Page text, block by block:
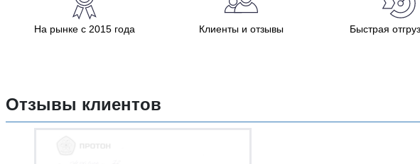
На рынке с 2015 года Клиенты и отзывы Быстрая
Отзывы клиентов